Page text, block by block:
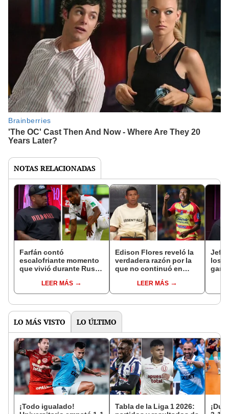
NOTAS RELACIONADAS
Farfán contó
escalofriante momento
que vivió durante Rusia
por 20 minutos"
LEER MÁS
Edison Flores reveló la
verdadera razón por la
que no continuó en
LEER MÁS
los
LO MÁS VISTO LO ÚLTIMO
¡Todo igualado!
Tabla de la Liga 1 2026: